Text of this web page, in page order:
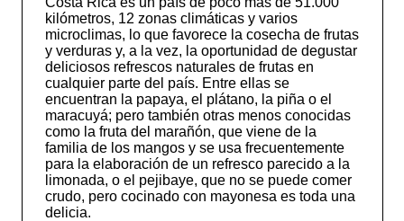
kilómetros, 12 zonas climáticas y varios
microclimas, lo que favorece la cosecha de frutas
y verduras y, a la vez, la oportunidad de degustar
deliciosos refrescos naturales de frutas en
cualquier parte del país. Entre ellas se
encuentran la papaya, el plátano, la piña o el
maracuyá; pero también otras menos conocidas
como la fruta del marañón, que viene de la
familia de los mangos y se usa frecuentemente
para la elaboración de un refresco parecido a la
limonada, o el pejibaye, que no se puede comer
crudo, pero cocinado con mayonesa es toda una
delicia.